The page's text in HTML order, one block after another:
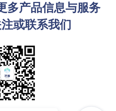
多产品信息与服务
或联系我们